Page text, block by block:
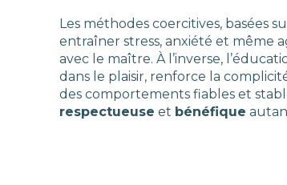
Les méthodes coercitives, basées
entraîner stress, anxiété et même
avec le maître. À l’inverse,
dans le plaisir, renforce la
des comportements fiables et
respectueuse et bénéfique